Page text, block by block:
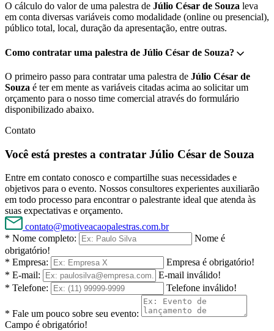
O cálculo do valor de uma palestra de Júlio César de Souza leva
em conta diversas variáveis como modalidade (online ou presencial),
público total, local, duração da apresentação, entre outras.
Como contratar uma palestra de Júlio César de Souza?
O primeiro passo para contratar uma palestra de Júlio César de
Souza é ter em mente as variáveis citadas acima ao solicitar um
orçamento para o nosso time comercial através do formulário
disponibilizado abaixo.
Contato
Você está prestes a contratar Júlio César de Souza
Entre em contato conosco e compartilhe suas necessidades e
objetivos para o evento. Nossos consultores experientes auxiliarão
em todo processo para encontrar o palestrante ideal que atenda às
suas expectativas e orçamento.
contato@motiveacaopalestras.com.br
* Nome completo:
Nome é
obrigatório!
* Empresa:
Empresa é obrigatório!
* E-mail:
E-mail inválido!
* Telefone:
Telefone inválido!
* Fale um pouco sobre seu evento:
Campo é obrigatório!